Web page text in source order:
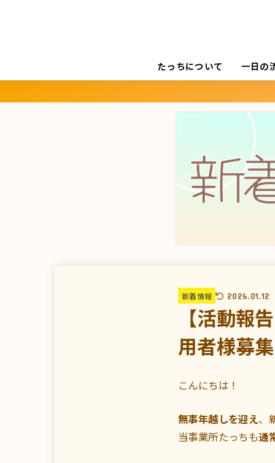
たっちについて 一日の
新着情報 2026.01.12
【活動報
用者様募
こんにちは！
無事年越しを迎え、
当事業所たっちも通